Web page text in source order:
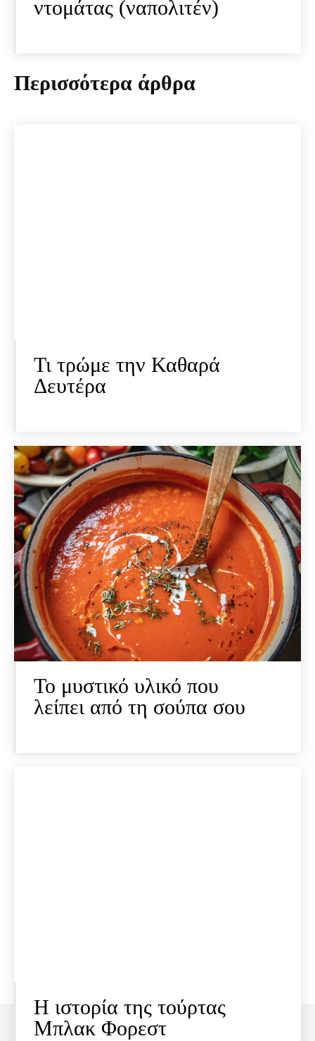
ντομάτας (ναπολιτέν)
Περισσότερα άρθρα
Τι τρώμε την Καθαρά
Δευτέρα
Το μυστικό υλικό που
λείπει από τη σούπα σου
Η ιστορία της τούρτας
Μπλακ Φορεστ